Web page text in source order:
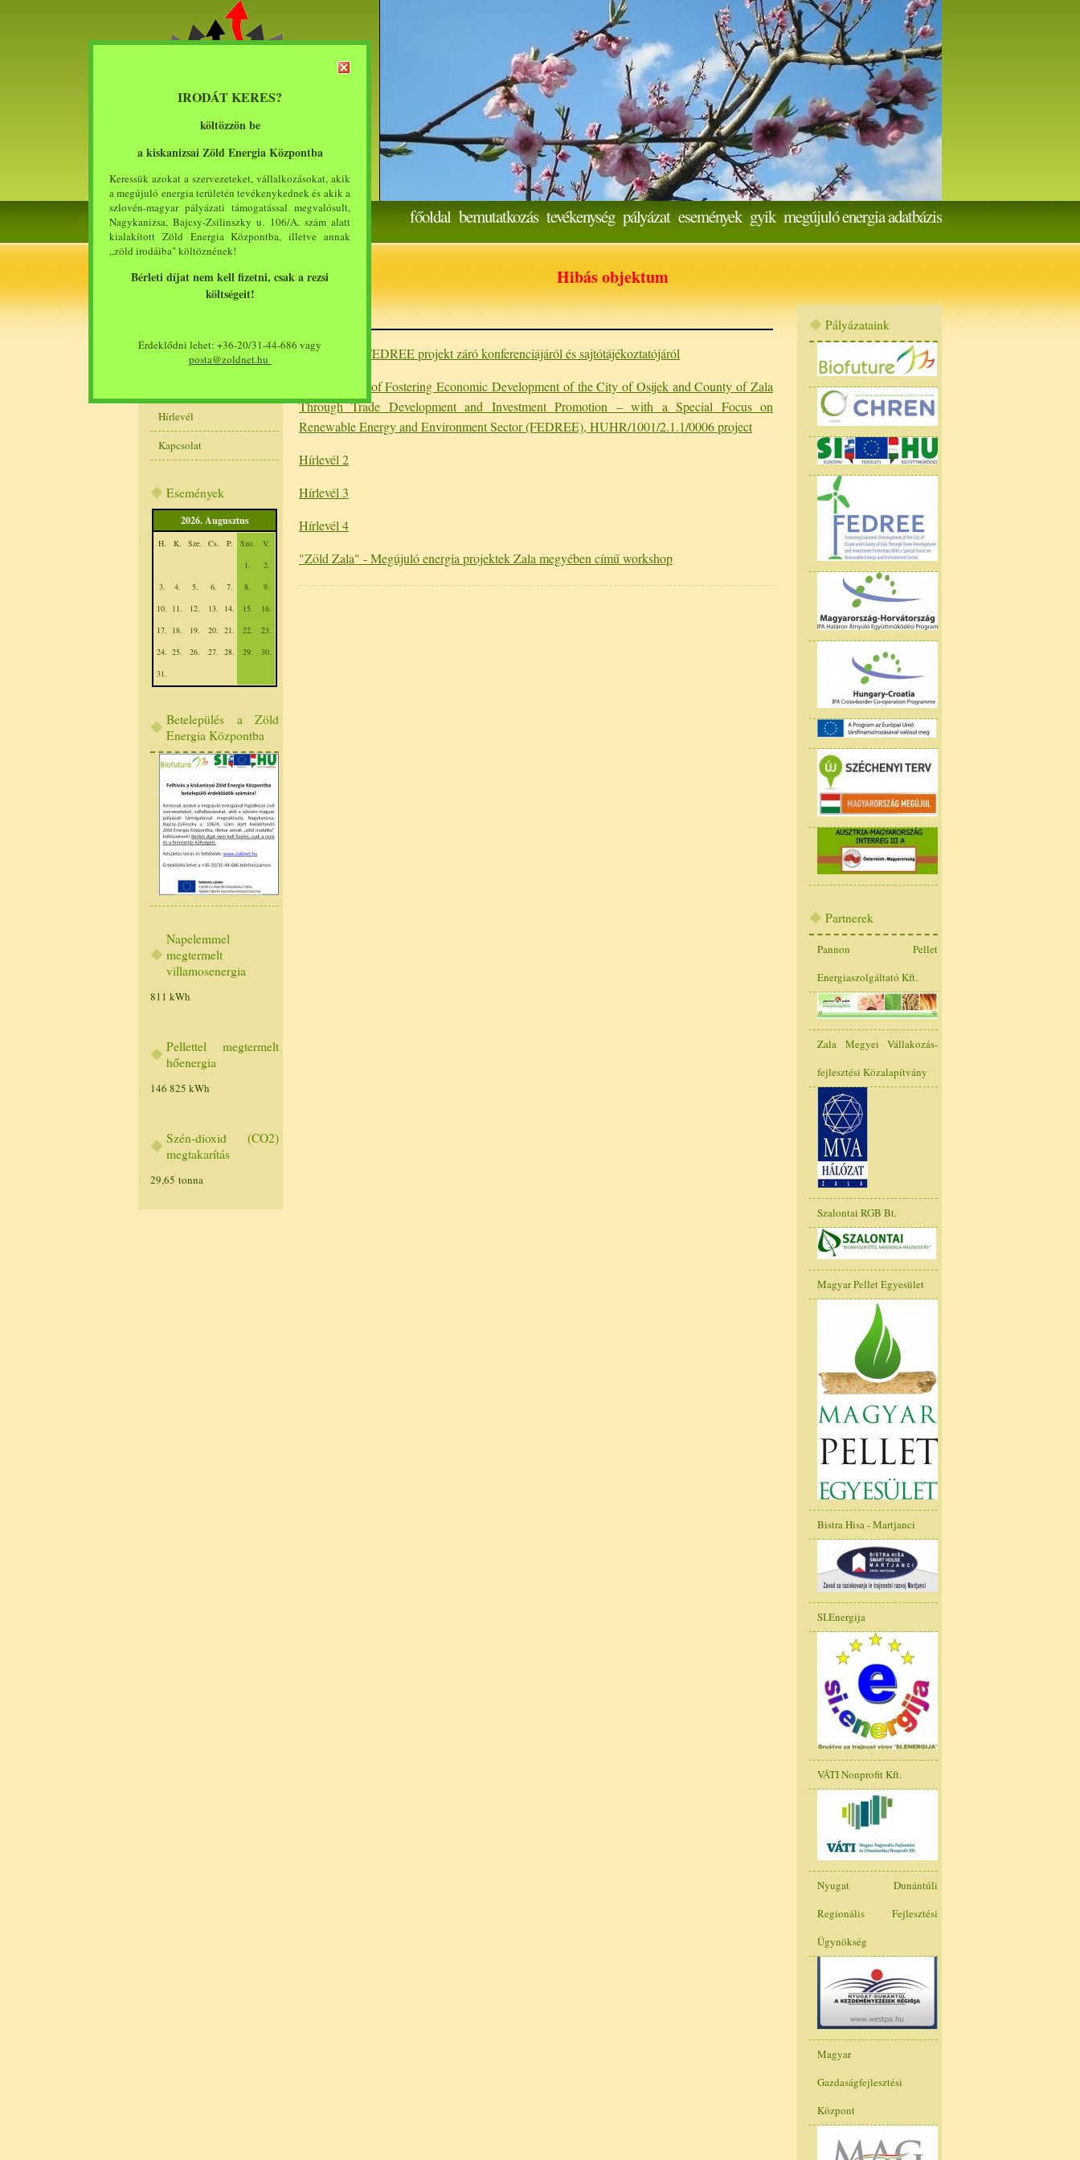
IRODÁT KERES?
költözzön be
a kiskanizsai Zöld Energia Központba
Keressük azokat a szervezeteket, vállalkozásokat, akik
a megújuló energia területén tevékenykednek és akik a
szlovén-magyar pályázati támogatással megvalósult,
Nagykanizsa, Bajcsy-Zsilinszky u. 106/A. szám alatt
kialakított Zöld Energia Központba, illetve annak
„zöld irodáiba" költöznének!
Bérleti díjat nem kell fizetni, csak a rezsi
költségeit!
Érdeklődni lehet: +36-20/31-44-686 vagy
posta@zoldnet.hu
főoldal bemutatkozás tevékenység pályázat események gyik megújuló energia adatbázis
Menü
Bemutatkozás
Pályázat
Hírlevél
Kapcsolat
Események
2026. Augusztus
H. K. Sze. Cs. P. Szo.
V.
1.
2.
3.
4. 5. 6. 7. 8.
9.
10. 11. 12. 13. 14. 15.
16.
17. 18. 19. 20. 21. 22.
23.
24. 25. 26. 27. 28. 29.
30.
31.
Betelepülés a Zöld
Energia Központba
Napelemmel
megtermelt
villamosenergia
811 kWh
Pellettel megtermelt
hőenergia
146 825 kWh
Szén-dioxid (CO2)
megtakarítás
29,65 tonna
Hibás objektum
Tájékoztatás FEDREE projekt záró konferenciájáról és sajtótájékoztatójáról
1. Newsletter of Fostering Economic Development of the City of Osijek and County of Zala
Through Trade Development and Investment Promotion – with a Special Focus on
Renewable Energy and Environment Sector (FEDREE), HUHR/1001/2.1.1/0006 project
Hírlevél 2
Hírlevél 3
Hírlevél 4
"Zöld Zala" - Megújuló energia projektek Zala megyében című workshop
Pályázataink
Partnerek
Pannon Pellet
Energiaszolgáltató Kft.
Zala Megyei Vállakozás-
fejlesztési Közalapítvány
Szalontai RGB Bt.
Magyar Pellet Egyesület
Bistra Hisa - Martjanci
SI.Energija
VÁTI Nonprofit Kft.
Nyugat Dunántúli
Regionális Fejlesztési
Ügynökség
Magyar
Gazdaságfejlesztési
Központ